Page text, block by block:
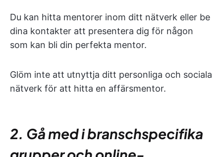
Du kan hitta mentorer inom ditt nätverk eller be
dina kontakter att presentera dig för någon
som kan bli din perfekta mentor.
Glöm inte att utnyttja ditt personliga och sociala
nätverk för att hitta en affärsmentor.
2. Gå med i branschspecifika